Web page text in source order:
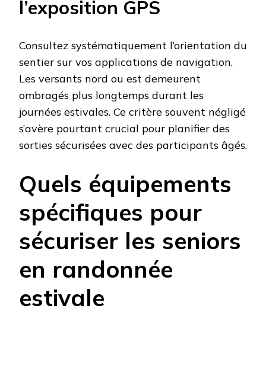
l’exposition GPS
Consultez systématiquement l’orientation du
sentier sur vos applications de navigation.
Les versants nord ou est demeurent
ombragés plus longtemps durant les
journées estivales. Ce critère souvent négligé
s’avère pourtant crucial pour planifier des
sorties sécurisées avec des participants âgés.
Quels équipements
spécifiques pour
sécuriser les seniors
en randonnée
estivale